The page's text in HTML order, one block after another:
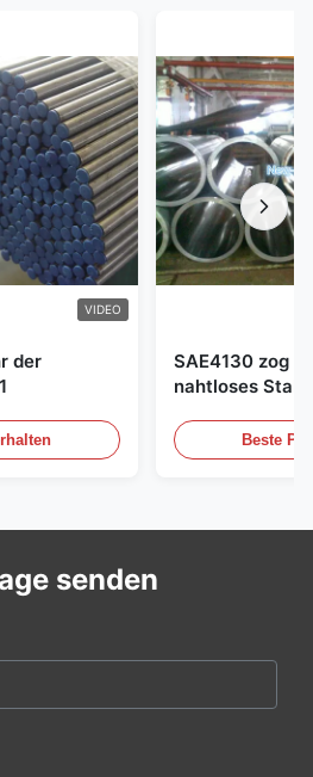
VIDEO
der
SAE4130 zog
nahtloses
Beste
senden